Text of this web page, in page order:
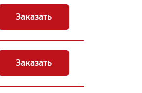
Заказать
Заказать